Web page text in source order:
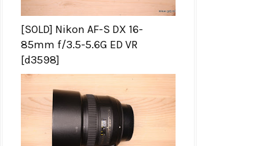
[SOLD] Nikon AF-S DX 16-
85mm f/3.5-5.6G ED VR
[d3598]